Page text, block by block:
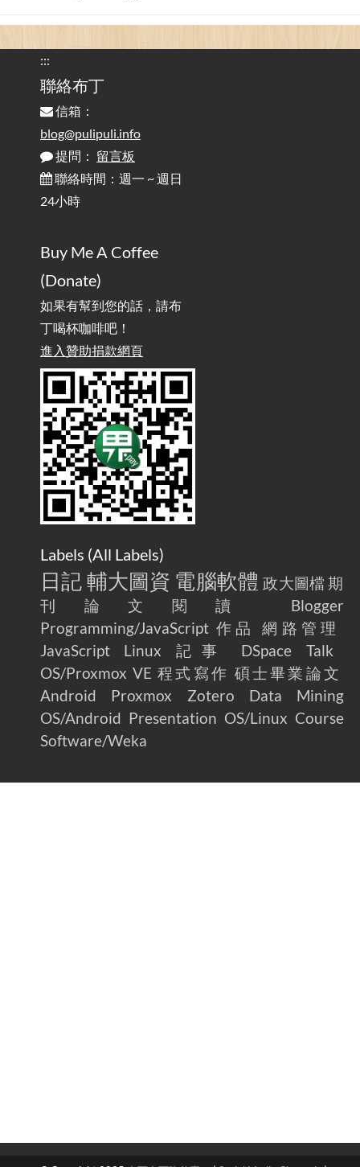
為何桌前打字總是腰痠背痛？桌子高度和螢幕高度
對人體工學的影響 / The Effect of Desk and Monitor Height on
Ergonomics: Why Does Typing at a Desk Often Lead to Back Pain?
行動網路無法連線？三星手機簡易解決方案
/ Mobile Network Not Connecting? Easy Solutions for Samsung
實作相容OpenAI API，但背後不是OpenAI的API服
務 / Implementing OpenAI API-Compatible Services, But Not
Powered by OpenAI
雜談：生活小技巧之用魔鬼氈避免機車鑰匙脫落吧
/ Talk: Use Velcro to Prevent Your Motorcycle Key From Falling
AdGuard Home不只是拿來擋廣告/ AdGuard
Home Is More Than Just an Ad Blocker
:::
聯絡布丁
信箱：
blog@pulipuli.info
提問： 留言板
聯絡時間：週一 ~ 週日
24小時
Buy Me A Coffee
(Donate)
如果有幫到您的話，請布
丁喝杯咖啡吧！
進入贊助捐款網頁
Labels (All Labels)
日記 輔大圖資 電腦軟體 政大圖檔 期
刊論文閱讀
Blogger
Programming/JavaScript 作品
網路管理
JavaScript
Linux 記事 DSpace
Talk
OS/Proxmox VE 程式寫作 碩士畢業論文
Android
Proxmox Zotero
Data Mining
OS/Android Presentation OS/Linux Course
Software/Weka